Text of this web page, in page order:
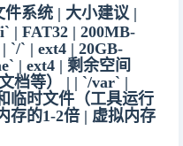
系统 | 大小建议 |
| FAT32 | 200MB-
` | ext4 | 20GB-
| ext4 | 剩余空间
档等） | | `/var` |
临时文件（工具运行
存的1-2倍 | 虚拟内存